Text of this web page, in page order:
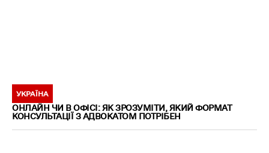
УКРАЇНА
ОНЛАЙН ЧИ В ОФІСІ: ЯК ЗРОЗУМІТИ, ЯКИЙ ФОРМАТ
КОНСУЛЬТАЦІЇ З АДВОКАТОМ ПОТРІБЕН